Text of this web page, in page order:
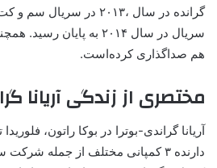
گرانده در سال ،۲۰۱۳ در
سریال در سال ۲۰۱۴ به پایان
هم صداگذاری کرده‌است.
مختصری از زندگی آریانا
آریانا گراندی-بوترا در بوکا راتون،
دارنده ۳ کمپانی مختلف از جمله